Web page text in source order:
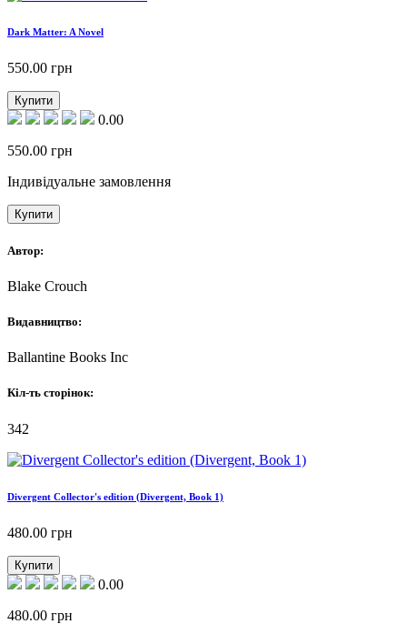
Dark Matter: A Novel
550.00 грн
Купити
0.00
550.00 грн
Індивідуальне замовлення
Купити
Автор:
Blake Crouch
Видавництво:
Ballantine Books Inc
Кіл-ть сторінок:
342
Divergent Collector's edition (Divergent, Book 1)
480.00 грн
Купити
0.00
480.00 грн